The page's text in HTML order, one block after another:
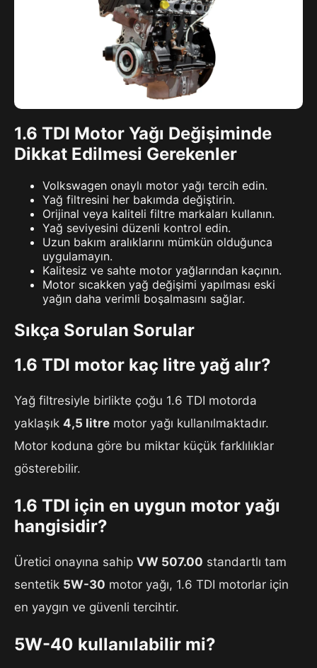
1.6 TDI Motor Yağı Değişiminde
Dikkat Edilmesi Gerekenler
Volkswagen onaylı motor yağı tercih edin.
Yağ filtresini her bakımda değiştirin.
Orijinal veya kaliteli filtre markaları kullanın.
Yağ seviyesini düzenli kontrol edin.
Uzun bakım aralıklarını mümkün olduğunca
uygulamayın.
Kalitesiz ve sahte motor yağlarından kaçının.
Motor sıcakken yağ değişimi yapılması eski
yağın daha verimli boşalmasını sağlar.
Sıkça Sorulan Sorular
1.6 TDI motor kaç litre yağ alır?
Yağ filtresiyle birlikte çoğu 1.6 TDI motorda
yaklaşık 4,5 litre motor yağı kullanılmaktadır.
Motor koduna göre bu miktar küçük farklılıklar
gösterebilir.
1.6 TDI için en uygun motor yağı
hangisidir?
Üretici onayına sahip VW 507.00 standartlı tam
sentetik 5W-30 motor yağı, 1.6 TDI motorlar için
en yaygın ve güvenli tercihtir.
5W-40 kullanılabilir mi?